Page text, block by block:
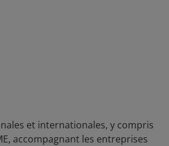
et internationales, y compris
accompagnant les entreprises